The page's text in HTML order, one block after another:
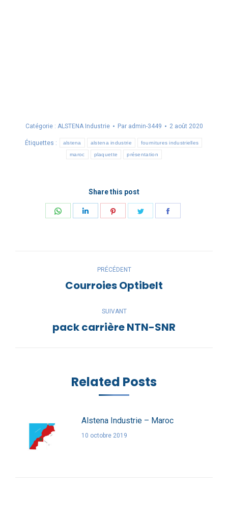
Catégorie : ALSTENA Industrie Par admin-3449 2 août 2020
Étiquettes : alstena alstena industrie fournitures industrielles
maroc plaquette présentation
Share this post
Partager Partager Partager Partager
Navigation
article
PRÉCÉDENT
Article
:
Courroies Optibelt
SUIVANT
Article
pack carrière NTN-SNR
Related Posts
Alstena Industrie – Maroc
10 octobre 2019